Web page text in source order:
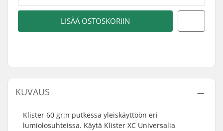
LISÄÄ OSTOSKORIIN
KUVAUS
Klister 60 gr:n putkessa yleiskäyttöön eri
lumiolosuhteissa. Käytä Klister XC Universalia